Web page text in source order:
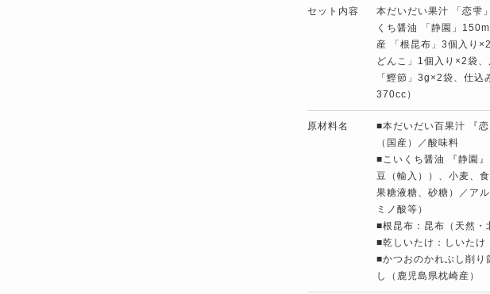
セット内容
本だいだい果汁 「恋雫
くち醤油 「静園」
産 「根昆布」3個入り
どんこ」1個入り×2袋
「鰹節」3g×2袋、仕込
370cc）
原材料名
■本だいだい百果汁 『
（国産）／酸味料
■こいくち醤油 『静園
豆（輸入））、小麦、
果糖液糖、砂糖）／ア
ミノ酸等）
■根昆布：昆布（天然・
■乾しいたけ：しいたけ
■かつおのかれぶし削り
し（鹿児島県枕崎産）